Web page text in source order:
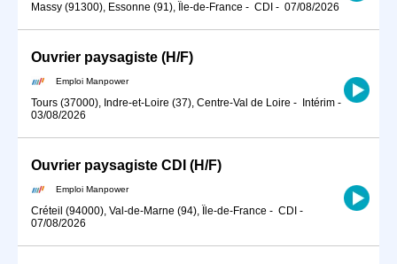
Massy (91300), Essonne (91), Île-de-France - CDI - 07/08/2026
Ouvrier paysagiste (H/F)
Emploi Manpower
Tours (37000), Indre-et-Loire (37), Centre-Val de Loire - Intérim -
03/08/2026
Ouvrier paysagiste CDI (H/F)
Emploi Manpower
Créteil (94000), Val-de-Marne (94), Île-de-France - CDI -
07/08/2026